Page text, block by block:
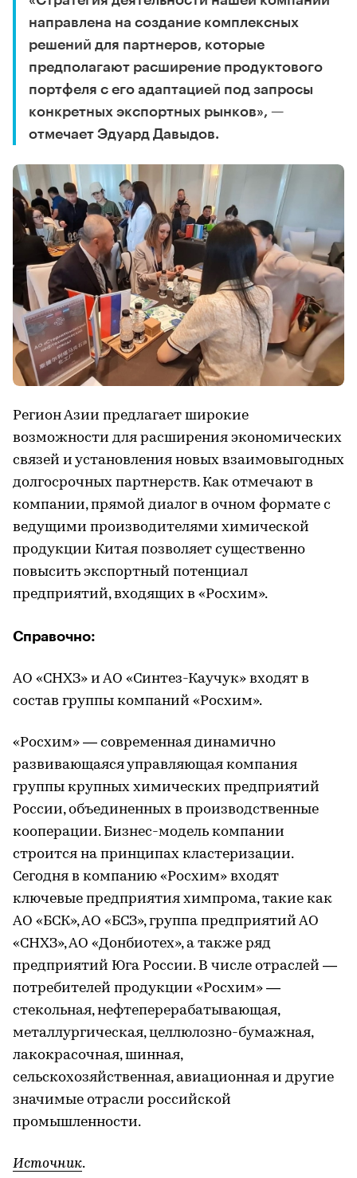
направлена на создание комплексных
решений для партнеров, которые
предполагают расширение продуктового
портфеля с его адаптацией под запросы
конкретных экспортных рынков», —
отмечает Эдуард Давыдов.
Регион Азии предлагает широкие
возможности для расширения экономических
связей и установления новых взаимовыгодных
долгосрочных партнерств. Как отмечают в
компании, прямой диалог в очном формате с
ведущими производителями химической
продукции Китая позволяет существенно
повысить экспортный потенциал
предприятий, входящих в «Росхим».
Справочно:
АО «СНХЗ» и АО «Синтез-Каучук» входят в
состав группы компаний «Росхим».
«Росхим» — современная динамично
развивающаяся управляющая компания
группы крупных химических предприятий
России, объединенных в производственные
кооперации. Бизнес-модель компании
строится на принципах кластеризации.
Сегодня в компанию «Росхим» входят
ключевые предприятия химпрома, такие как
АО «БСК», АО «БСЗ», группа предприятий АО
«СНХЗ», АО «Донбиотех», а также ряд
предприятий Юга России. В числе отраслей —
потребителей продукции «Росхим» —
стекольная, нефтеперерабатывающая,
металлургическая, целлюлозно-бумажная,
лакокрасочная, шинная,
сельскохозяйственная, авиационная и другие
значимые отрасли российской
промышленности.
Источник.